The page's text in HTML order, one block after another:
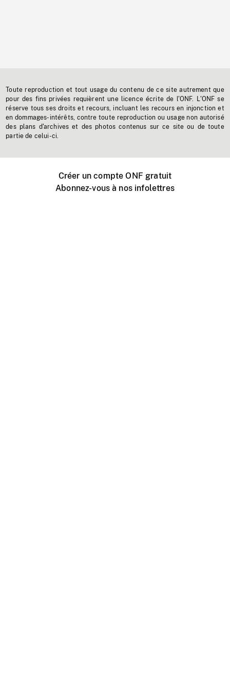
Toute reproduction et tout usage du contenu de ce site autrement que
pour des fins privées requièrent une licence écrite de l'ONF. L'ONF se
réserve tous ses droits et recours, incluant les recours en injonction et
en dommages-intérêts, contre toute reproduction ou usage non autorisé
des plans d'archives et des photos contenus sur ce site ou de toute
partie de celui-ci.
Créer un compte ONF gratuit
Abonnez-vous à nos infolettres